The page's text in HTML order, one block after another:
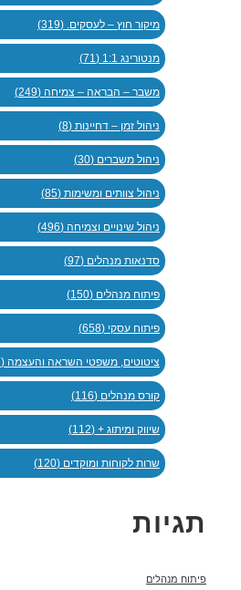
מיקור חוץ – לעסקים. (319)
מנטורינג 1:1 (71)
משבר – הבראה – צמיחה (249)
ניהול זמן – דחיינות (8)
ניהול משברים (30)
ניהול צוותים ומשימות (85)
ניהול שינויים וצמיחה (496)
סדנאות מנהלים (97)
פיתוח מנהלים (150)
פיתוח עסקי (658)
ציטוטים, משפטי השראה והעצמה (17)
קורס מנהלים (116)
שיווק ומיתוג + (112)
שרות לקוחות ומוקדים (120)
תגיות
פיתוח מנהלים